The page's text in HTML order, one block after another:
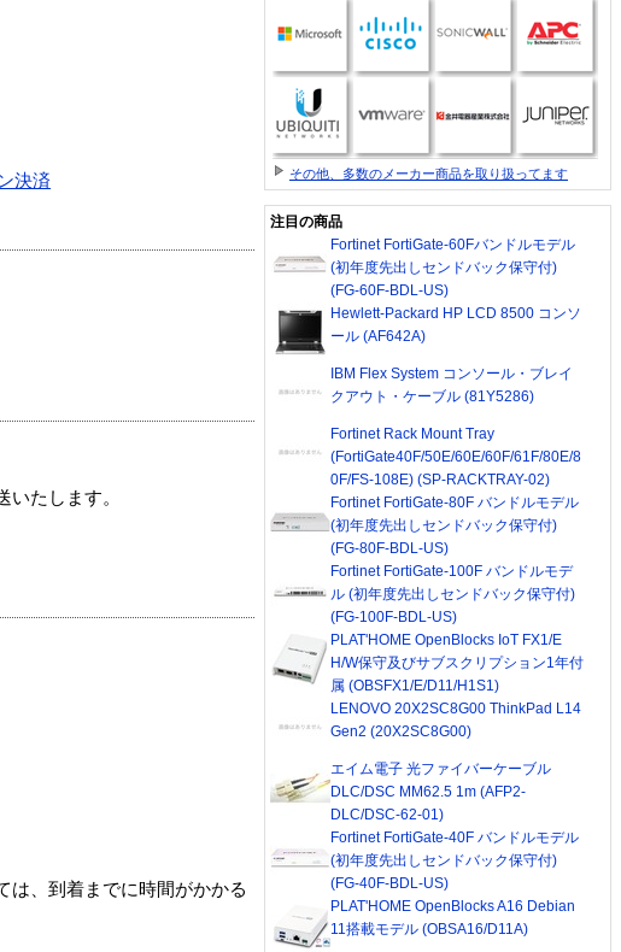
決済
たします。
は、到着までに時間がかかる
その他、多数のメーカー商品を取り扱ってます
注目の商品
Fortinet FortiGate-60Fバンドルモデル
(初年度先出しセンドバック保守付)
(FG-60F-BDL-US)
Hewlett-Packard HP LCD 8500 コンソ
ール (AF642A)
IBM Flex System コンソール・ブレイ
クアウト・ケーブル (81Y5286)
Fortinet Rack Mount Tray
(FortiGate40F/50E/60E/60F/61F/80E/8
0F/FS-108E) (SP-RACKTRAY-02)
Fortinet FortiGate-80F バンドルモデル
(初年度先出しセンドバック保守付)
(FG-80F-BDL-US)
Fortinet FortiGate-100F バンドルモデ
ル (初年度先出しセンドバック保守付)
(FG-100F-BDL-US)
PLAT'HOME OpenBlocks IoT FX1/E
H/W保守及びサブスクリプション1年付
属 (OBSFX1/E/D11/H1S1)
LENOVO 20X2SC8G00 ThinkPad L14
Gen2 (20X2SC8G00)
エイム電子 光ファイバーケーブル
DLC/DSC MM62.5 1m (AFP2-
DLC/DSC-62-01)
Fortinet FortiGate-40F バンドルモデル
(初年度先出しセンドバック保守付)
(FG-40F-BDL-US)
PLAT'HOME OpenBlocks A16 Debian
11搭載モデル (OBSA16/D11A)